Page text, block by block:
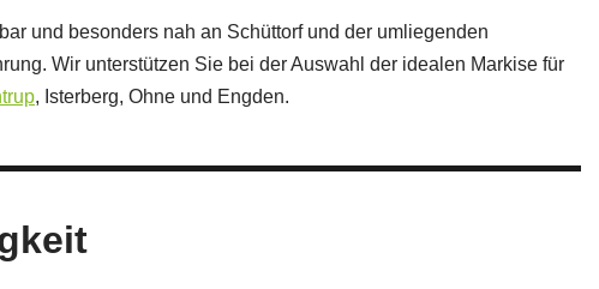
und besonders nah an Schüttorf und der umliegenden
Wir unterstützen Sie bei der Auswahl der idealen Markise für
, Isterberg, Ohne und Engden.